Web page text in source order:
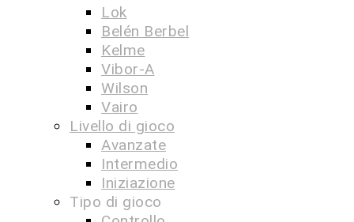
Lok
Belén Berbel
Kelme
Vibor-A
Wilson
Vairo
Livello di gioco
Avanzate
Intermedio
Iniziazione
Tipo di gioco